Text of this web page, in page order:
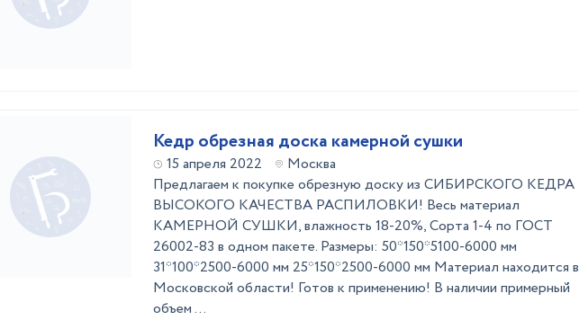
Кедр обрезная доска камерной сушки
15 апреля 2022
Москва
Предлагаем к покупке обрезную доску из СИБИРСКОГО КЕДРА
ВЫСОКОГО КАЧЕСТВА РАСПИЛОВКИ! Весь материал
КАМЕРНОЙ СУШКИ, влажность 18-20%, Сорта 1-4 по ГОСТ
26002-83 в одном пакете. Размеры: 50*150*5100-6000 мм
31*100*2500-6000 мм 25*150*2500-6000 мм Материал находится в
Московской области! Готов к применению! В наличии примерный
объем ...